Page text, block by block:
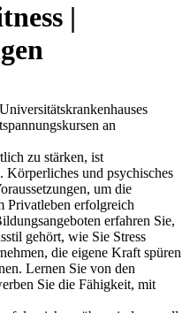
|
an
zu stärken, ist
Körperliches und psychisches
um die
Privatleben erfolgreich
erfahren Sie,
gehört, wie Sie Stress
die eigene Kraft spüren
Lernen Sie von den
Sie die Fähigkeit, mit